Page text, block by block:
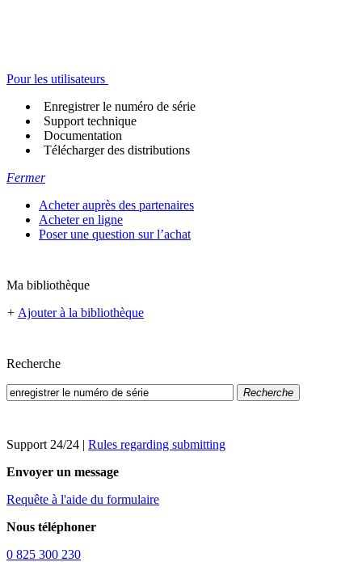
Pour les utilisateurs
Enregistrer le numéro de série
Support technique
Documentation
Télécharger des distributions
Fermer
Acheter auprès des partenaires
Acheter en ligne
Poser une question sur l’achat
Ma bibliothèque
+ Ajouter à la bibliothèque
Recherche
Recherche
Support 24/24 | Rules regarding submitting
Envoyer un message
Requête à l'aide du formulaire
Nous téléphoner
0 825 300 230